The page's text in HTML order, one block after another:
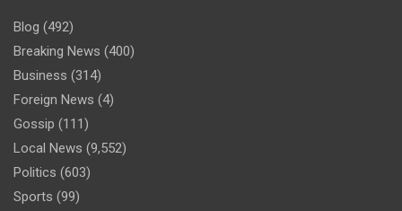
Blog (492)
Breaking News (400)
Business (314)
Foreign News (4)
Gossip (111)
Local News (9,552)
Politics (603)
Sports (99)